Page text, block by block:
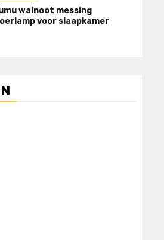
walnoot messing
voor slaapkamer